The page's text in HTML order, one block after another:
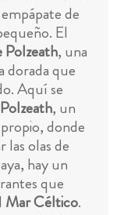
de
El
Polzeath, una
dorada que
Aquí se
, un
donde
las olas de
hay un
que
Mar Céltico.